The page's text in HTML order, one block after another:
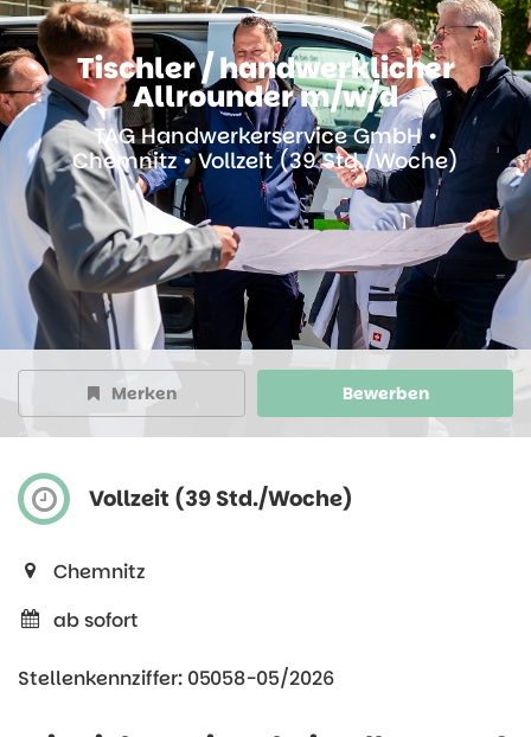
Tischler / handwerklicher
Allrounder m/w/d
TAG Handwerkerservice GmbH •
Chemnitz • Vollzeit (39 Std./Woche)
Merken Bewerben
Vollzeit (39 Std./Woche)
Chemnitz
ab sofort
Stellenkennziffer: 05058-05/2026